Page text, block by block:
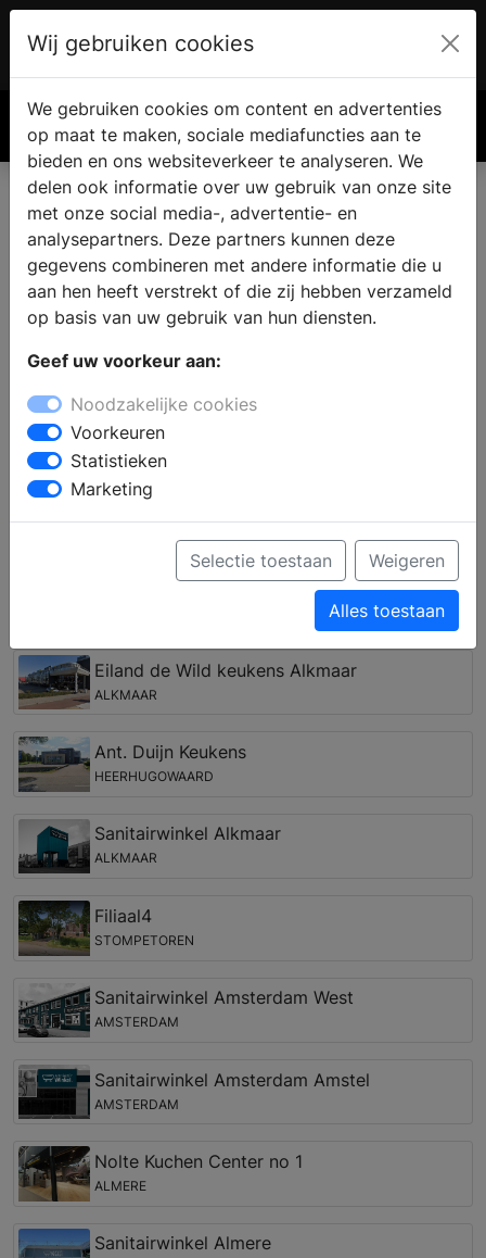
€ 0.00
Vind een nieuwe badkamer in
Groet
Wanneer u de badkamer gaat verbouwen vindt u in de
sanitair winkel alle informatie en inspiratie voor een
nieuwe badkamer. Welke badkamerstijl past bij u en
wat zijn de laatste badkamertrends en noviteiten? Wat
is de beste indeling en inrichting van uw
droombadkamer? Door middel van persoonlijk advies
van een ervaren medewerker kunt u een complete
badkamer samenstellen, die past bij uw woonstijl,
Badkamer winkel in de regio Groet
Eiland de Wild keukens Alkmaar
ALKMAAR
Ant. Duijn Keukens
HEERHUGOWAARD
Sanitairwinkel Alkmaar
ALKMAAR
Filiaal4
STOMPETOREN
Sanitairwinkel Amsterdam West
AMSTERDAM
Sanitairwinkel Amsterdam Amstel
AMSTERDAM
Nolte Kuchen Center no 1
ALMERE
Sanitairwinkel Almere
Wij gebruiken cookies
We gebruiken cookies om content en advertenties
op maat te maken, sociale mediafuncties aan te
bieden en ons websiteverkeer te analyseren. We
delen ook informatie over uw gebruik van onze site
met onze social media-, advertentie- en
analysepartners. Deze partners kunnen deze
gegevens combineren met andere informatie die u
aan hen heeft verstrekt of die zij hebben verzameld
op basis van uw gebruik van hun diensten.
Geef uw voorkeur aan:
Noodzakelijke cookies
Voorkeuren
Statistieken
Marketing
Selectie toestaan Weigeren
Alles toestaan